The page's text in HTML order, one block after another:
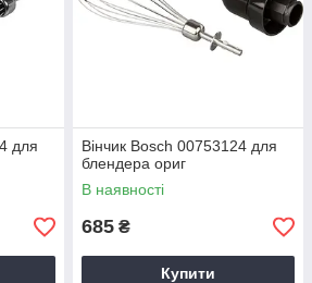
для
Вінчик Bosch 00753124 для
блендера ориг
В наявності
685 ₴
Купити